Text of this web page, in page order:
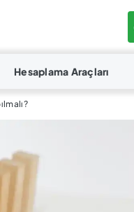
Hesaplama Araçları